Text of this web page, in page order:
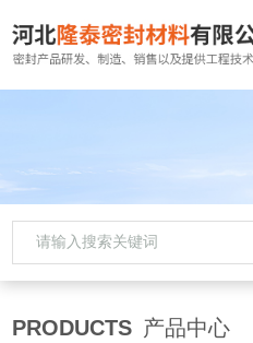
PRODUCTS 产品中心